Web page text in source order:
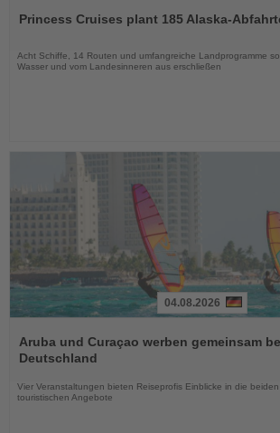
diePrincess Cruises plant 185 Alaska-
Acht Schiffe, 14 Routen und umfangreiche Landprogramme
Wasser und vom Landesinneren aus erschließen
Sie
die
04.08.2026
Aruba und Curaçao werben gemeinsam
Deutschland
Vier Veranstaltungen bieten Reiseprofis Einblicke in die
touristischen Angebote